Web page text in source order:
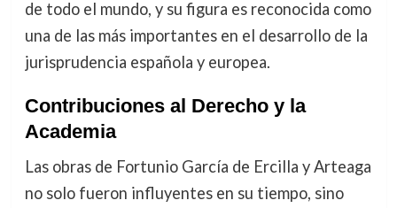
de todo el mundo, y su figura es reconocida como
una de las más importantes en el desarrollo de la
jurisprudencia española y europea.
Contribuciones al Derecho y la
Academia
Las obras de Fortunio García de Ercilla y Arteaga
no solo fueron influyentes en su tiempo, sino